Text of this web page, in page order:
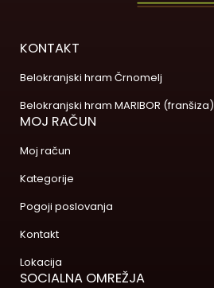
KONTAKT
Belokranjski hram Črnomelj
Belokranjski hram MARIBOR (franšiza)
MOJ RAČUN
Moj račun
Kategorije
Pogoji poslovanja
Kontakt
Lokacija
SOCIALNA OMREŽJA